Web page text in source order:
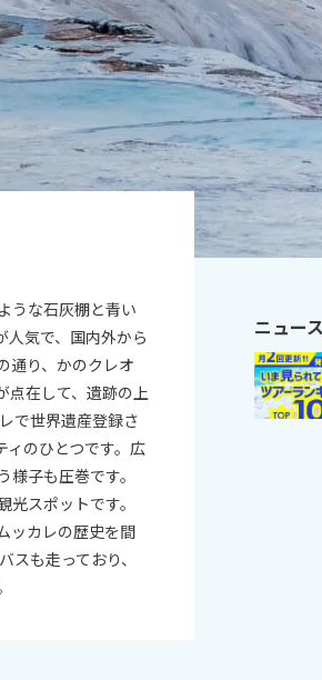
うな石灰棚と青い
人気で、国内外から
通り、かのクレオ
点在して、遺跡の上
で世界遺産登録さ
ィのひとつです。広
子も圧巻です。
スポットです。
ッカレの歴史を間
も走っており、
ニュー
定
土
3
10
2026年11月
日 月 火 水
木
1
4
5
8
9 10 11
12
15
16 17 18
19
24 25
26